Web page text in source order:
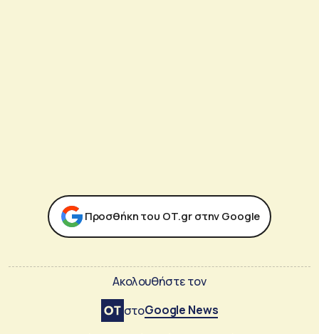
Προσθήκη του ΟΤ.gr στην Google
Ακολουθήστε τον
στοGoogle News